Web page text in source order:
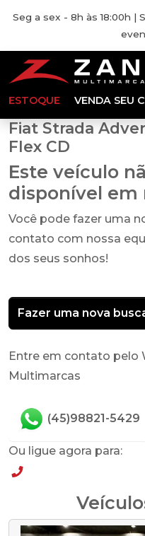
Seg a sex - 8h às 18:00h |
ESTOQUE VENDA SEU
Fiat Strada
Flex CD
Este veículo
disponível em
Você pode fazer uma
contato com nossa
dos seus sonhos!
Fazer uma nova
Entre em contato pelo
Multimarcas
(45)98821-5429
Ou ligue agora para: